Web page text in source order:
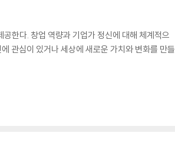
한다. 창업 역량과 기업가 정신에 대해 체계적으
관심이 있거나 세상에 새로운 가치와 변화를 만들